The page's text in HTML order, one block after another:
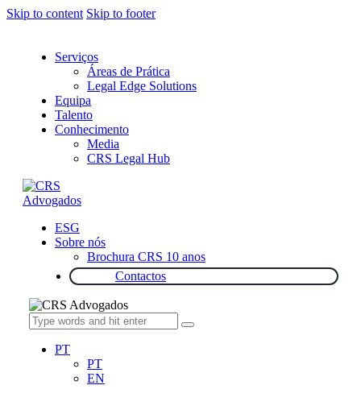
Skip to content Skip to footer
Serviços
Áreas de Prática
Legal Edge Solutions
Equipa
Talento
Conhecimento
Media
CRS Legal Hub
ESG
Sobre nós
Brochura CRS 10 anos
Contactos
PT
PT
EN